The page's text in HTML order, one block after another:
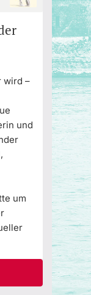
wird –
und
um